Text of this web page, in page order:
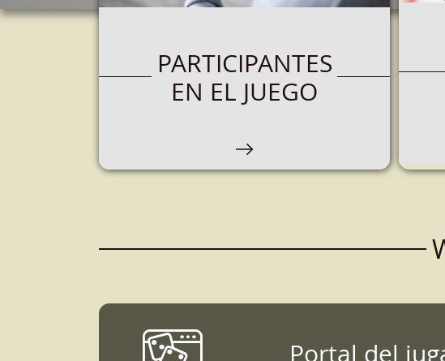
PARTICIPANTES
EN EL JUEGO
Portal del